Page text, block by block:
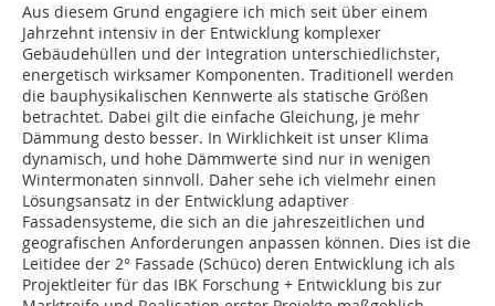
Aus diesem Grund engagiere ich mich seit über einem
Jahrzehnt intensiv in der Entwicklung komplexer
Gebäudehüllen und der Integration unterschiedlichster,
energetisch wirksamer Komponenten. Traditionell werden
die bauphysikalischen Kennwerte als statische Größen
betrachtet. Dabei gilt die einfache Gleichung, je mehr
Dämmung desto besser. In Wirklichkeit ist unser Klima
dynamisch, und hohe Dämmwerte sind nur in wenigen
Wintermonaten sinnvoll. Daher sehe ich vielmehr einen
Lösungsansatz in der Entwicklung adaptiver
Fassadensysteme, die sich an die jahreszeitlichen und
geografischen Anforderungen anpassen können. Dies ist die
Leitidee der 2° Fassade (Schüco) deren Entwicklung ich als
Projektleiter für das IBK Forschung + Entwicklung bis zur